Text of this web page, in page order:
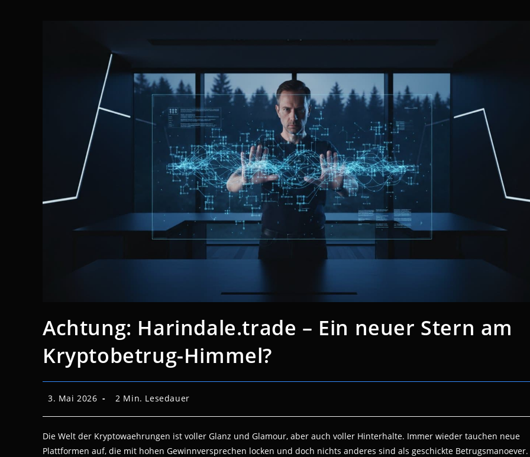
Achtung: Harindale.trade – Ein neuer Stern am
Kryptobetrug-Himmel?
Beitrag
3. Mai 2026 Lesedauer:
2 Min. Lesedauer
Die Welt der Kryptowaehrungen ist voller Glanz und Glamour, aber auch voller Hinterhalte. Immer wieder tauchen neue
Plattformen auf, die mit hohen Gewinnversprechen locken und doch nichts anderes sind als geschickte Betrugsmanoever.